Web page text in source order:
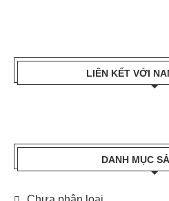
LIÊN KẾT VỚI
DANH MỤC